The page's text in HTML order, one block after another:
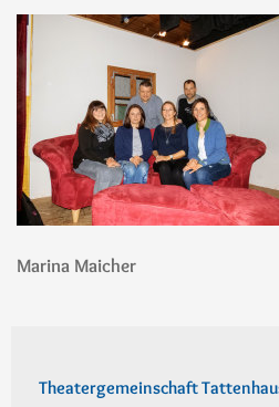
Marina Maicher
Theatergemeinschaft